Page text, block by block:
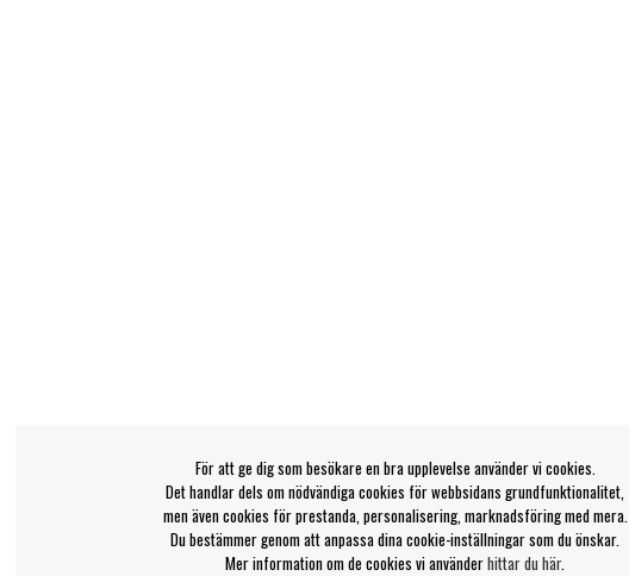
För att ge dig som besökare en bra upplevelse använder vi cookies.
Det handlar dels om nödvändiga cookies för webbsidans grundfunktionalitet,
men även cookies för prestanda, personalisering, marknadsföring med mera.
Du bestämmer genom att anpassa dina cookie-inställningar som du önskar.
Mer information om de cookies vi använderhittar du här.